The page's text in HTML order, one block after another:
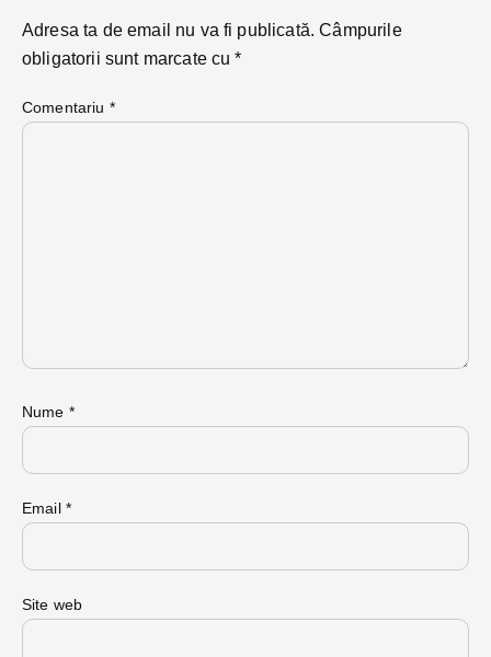
Adresa ta de email nu va fi publicată. Câmpurile
obligatorii sunt marcate cu*
Comentariu *
Nume *
Email *
Site web